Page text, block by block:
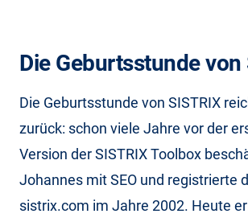
Die Geburtsstunde von
Die Geburtsstunde von SISTRIX
zurück: schon viele Jahre vor der
Version der SISTRIX Toolbox
Johannes mit SEO und registrierte
sistrix.com im Jahre 2002. Heute